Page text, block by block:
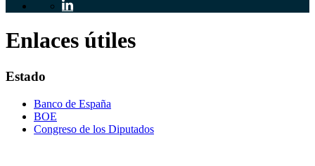
Enlaces útiles
Estado
Banco de España
BOE
Congreso de los Diputados